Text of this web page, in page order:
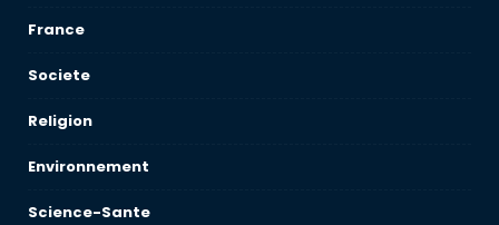
France
Societe
Religion
Environnement
Science-Sante